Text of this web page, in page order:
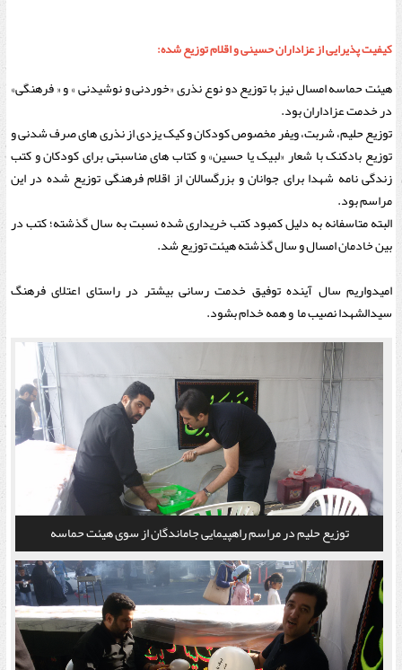
کیفیت پذیرایی از عزاداران حسینی و اقلام توزیع شده:
هیئت حماسه امسال نیز با توزیع دو نوع نذری «خوردنی و نوشیدنی » و « فرهنگی»
در خدمت عزاداران بود.
توزیع حلیم، شربت، ویفر مخصوص کودکان و کیک یزدی از نذری های صرف شدنی و
توزیع بادکنک با شعار «لبیک یا حسین» و کتاب های مناسبتی برای کودکان و کتب
زندگی نامه شهدا برای جوانان و بزرگسالان از اقلام فرهنگی توزیع شده در این
مراسم بود.
البته متاسفانه به دلیل کمبود کتب خریداری شده نسبت به سال گذشته؛ کتب در
بین خادمان امسال و سال گذشته هیئت توزیع شد.
امیدواریم سال آینده توفیق خدمت رسانی بیشتر در راستای اعتلای فرهنگ
سیدالشهدا نصیب ما و همه خدام بشود.
توزیع حلیم در مراسم راهپیمایی جاماندگان از سوی هیئت حماسه